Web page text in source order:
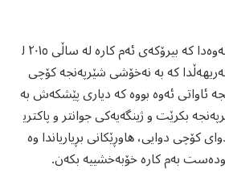
ڕێکخراوەکەیە، ئاماژەی بەوەدا کە بیرۆکەی ئەم کارە لە ساڵی ٢٠١٥ ل
کە بە نەخۆشی شێرپەنجە کۆچی
ئاواتی ئەوە بووە کە دیاری پێشکەش بە
بکرێت و ژینگەیەکی جوانتر و پاکتری
کۆچی دوایی، هاوڕێکانی بڕیاریاندا وە
بەم کارە خۆبەخشییە بکەن.